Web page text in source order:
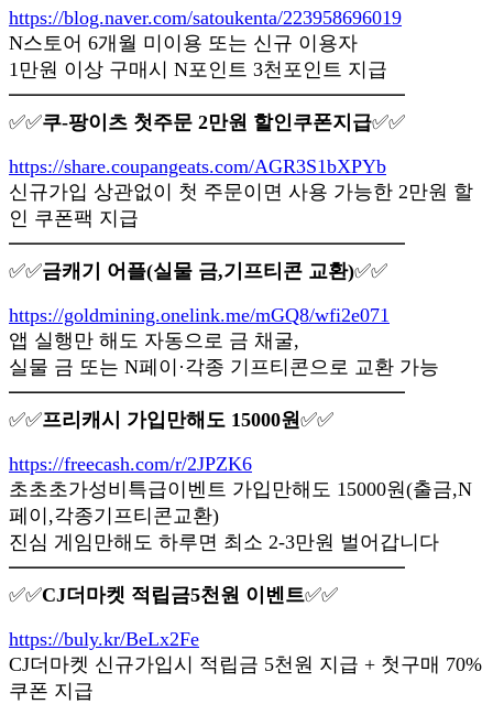
https://blog.naver.com/satoukenta/223958696019
N스토어 6개월 미이용 또는 신규 이용자
1만원 이상 구매시 N포인트 3천포인트 지급
━━━━━━━━━━━━━━━━━━━━
✅✅쿠-팡이츠 첫주문 2만원 할인쿠폰지급✅✅
https://share.coupangeats.com/AGR3S1bXPYb
신규가입 상관없이 첫 주문이면 사용 가능한 2만원 할
인 쿠폰팩 지급
━━━━━━━━━━━━━━━━━━━━
✅✅금캐기 어플(실물 금,기프티콘 교환)✅✅
https://goldmining.onelink.me/mGQ8/wfi2e071
앱 실행만 해도 자동으로 금 채굴,
실물 금 또는 N페이·각종 기프티콘으로 교환 가능
━━━━━━━━━━━━━━━━━━━━
✅✅프리캐시 가입만해도 15000원✅✅
https://freecash.com/r/2JPZK6
초초초가성비특급이벤트 가입만해도 15000원(출금,N
페이,각종기프티콘교환)
진심 게임만해도 하루면 최소 2-3만원 벌어갑니다
━━━━━━━━━━━━━━━━━━━━
✅✅CJ더마켓 적립금5천원 이벤트✅✅
https://buly.kr/BeLx2Fe
CJ더마켓 신규가입시 적립금 5천원 지급 + 첫구매 70%
쿠폰 지급